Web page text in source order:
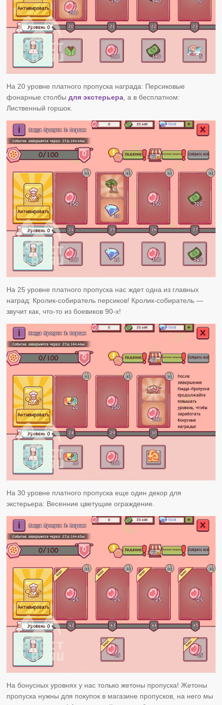
На 20 уровне платного пропуска награда: Персиковые
фонарные столбыдля экстерьера , а в бесплатном:
Лиственный горшок.
На 25 уровне платного пропуска нас ждет одна из главных
наград: Кролик-собиратель персиков! Кролик-собиратель —
звучит как, что-то из боевиков 90-х!
На 30 уровне платного пропуска еще один декор для
экстерьера: Весенние цветущие ограждение.
На бонусных уровнях у нас только жетоны пропуска! Жетоны
пропуска нужны для покупок в магазине пропусков, на него мы